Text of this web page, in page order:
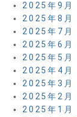
2025年9月
2025年8月
2025年7月
2025年6月
2025年5月
2025年4月
2025年3月
2025年2月
2025年1月